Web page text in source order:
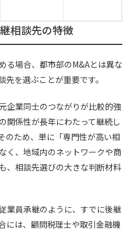
相談先の特徴
る場合、都市部のM&Aとは異な
を選ぶことが重要です。
企業同士のつながりが比較的強
関係性が長年にわたって継続し
のため、単に「専門性が高い相
く、地域内のネットワークや商
、相談先選びの大きな判断材料
業員承継のように、すでに後継
には、顧問税理士や取引金融機